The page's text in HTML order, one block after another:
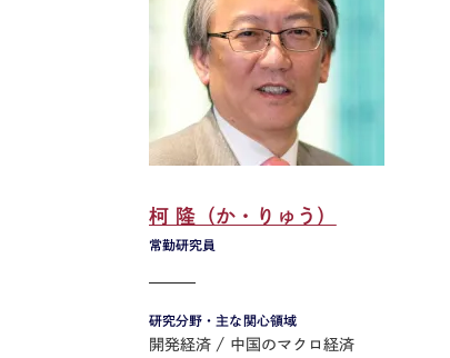
常勤研究員
柯 隆（か・りゅう）
研究分野・主な関心領域
開発経済 中国のマクロ経済